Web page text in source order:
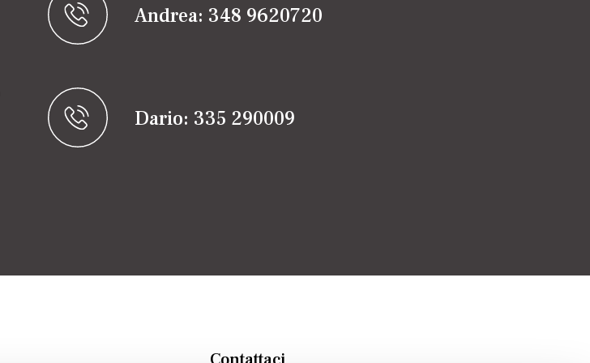
Andrea: 348 9620720
Dario: 335 290009